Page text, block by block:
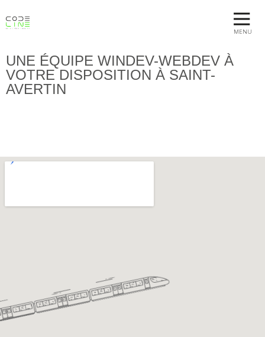
MENU
UNE ÉQUIPE WINDEV-WEBDEV À
VOTRE DISPOSITION À SAINT-
AVERTIN